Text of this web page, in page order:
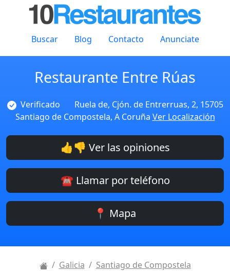
Buscar Blog Contacto Anunciate
Restaurante Entre Rúas
Verificado
Ruela de, Cjón. de Entrerruas, 2, 15705
Santiago de Compostela, A Coruña Ver Localización
👍👎 Ver las opiniones
☎️ Llamar por teléfono
📍 Mapa
Galicia
Santiago de Compostela